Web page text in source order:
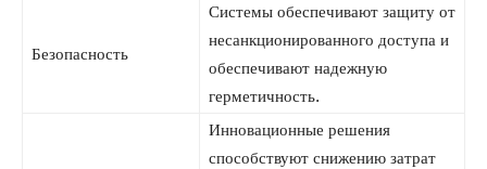
Безопасность
Системы обеспечивают защиту от
несанкционированного доступа и
обеспечивают надежную
герметичность.
Инновационные решения
способствуют снижению затрат